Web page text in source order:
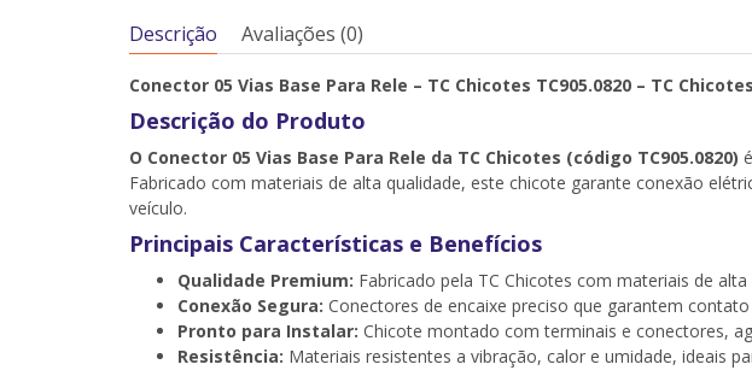
Descrição Avaliações (0)
Conector 05 Vias Base Para Rele – TC Chicotes TC905.0820 – TC
Descrição do Produto
O Conector 05 Vias Base Para Rele da TC Chicotes (código TC905.0820)
Fabricado com materiais de alta qualidade, este chicote garante conexão
veículo.
Principais Características e Benefícios
Qualidade Premium: Fabricado pela TC Chicotes com materiais de
Conexão Segura: Conectores de encaixe preciso que garantem
Pronto para Instalar: Chicote montado com terminais e conectores,
Resistência: Materiais resistentes a vibração, calor e umidade, ideais